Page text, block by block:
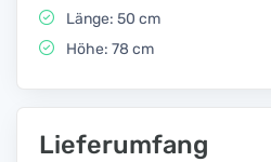
Länge: 50 cm
Höhe: 78 cm
Lieferumfang